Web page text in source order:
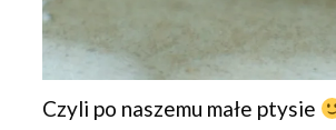
Czyli po naszemu małe ptysie